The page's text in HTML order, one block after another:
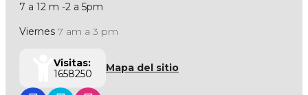
7 a 12 m -2 a 5pm
Viernes 7 am a 3 pm
Visitas:
1658250
Mapa del sitio